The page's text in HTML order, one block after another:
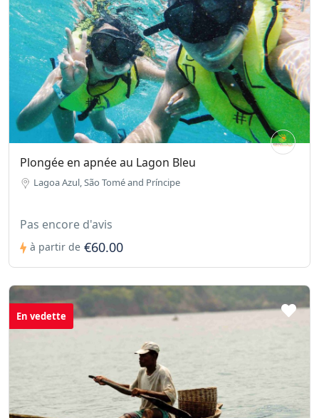
Plongée en apnée au Lagon Bleu
Lagoa Azul, São Tomé and Príncipe
Pas encore d'avis
à partir de €60.00
En vedette